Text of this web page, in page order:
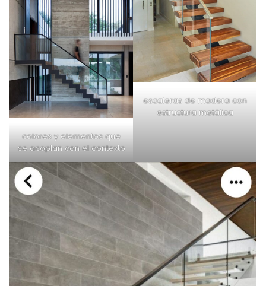
colores y elementos que
se acoplan con el contexto
escaleras de madera con
estructura metálica